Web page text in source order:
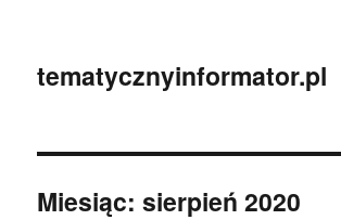
tematycznyinformator.pl
Miesiąc:sierpień 2020